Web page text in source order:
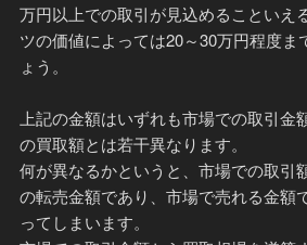
万円以上での取引が見込めることいえ
ツの価値によっては20～30万円程度ま
ょう。
上記の金額はいずれも市場での取引金
の買取額とは若干異なります。
何が異なるかというと、市場での取引
の転売金額であり、市場で売れる金額
ってしまいます。